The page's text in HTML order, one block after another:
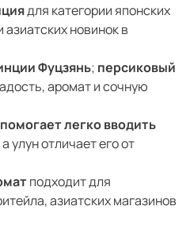
для категории японских
азиатских новинок в
Фуцзянь; персиковый
аромат и сочную
помогает легко вводить
а улун отличает его от
подходит для
азиатских магазинов